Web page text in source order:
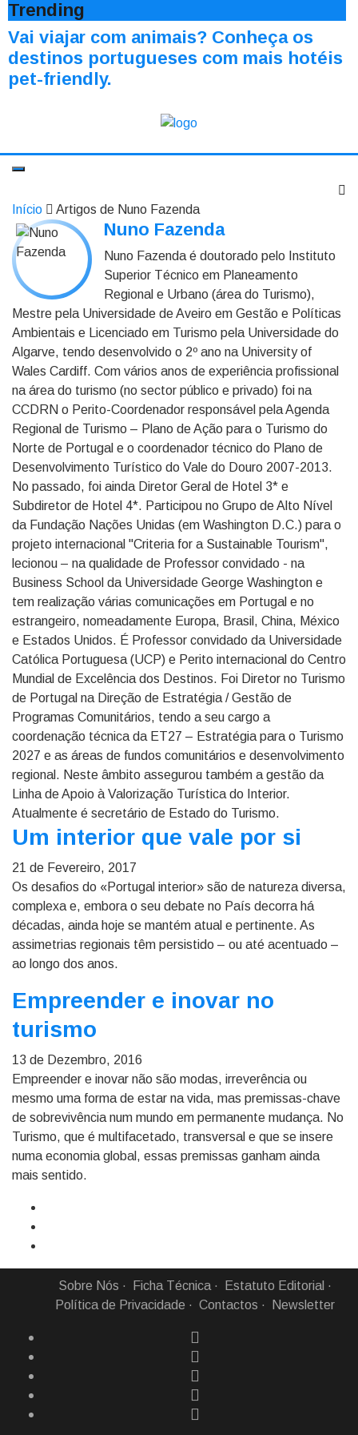
Trending
Vai viajar com animais? Conheça os
destinos portugueses com mais hotéis
pet-friendly.
Início Artigos de Nuno Fazenda
Nuno Fazenda
Nuno Fazenda é doutorado pelo Instituto
Superior Técnico em Planeamento
Regional e Urbano (área do Turismo),
Mestre pela Universidade de Aveiro em Gestão e Políticas
Ambientais e Licenciado em Turismo pela Universidade do
Algarve, tendo desenvolvido o 2º ano na University of
Wales Cardiff. Com vários anos de experiência profissional
na área do turismo (no sector público e privado) foi na
CCDRN o Perito-Coordenador responsável pela Agenda
Regional de Turismo – Plano de Ação para o Turismo do
Norte de Portugal e o coordenador técnico do Plano de
Desenvolvimento Turístico do Vale do Douro 2007-2013.
No passado, foi ainda Diretor Geral de Hotel 3* e
Subdiretor de Hotel 4*. Participou no Grupo de Alto Nível
da Fundação Nações Unidas (em Washington D.C.) para o
projeto internacional "Criteria for a Sustainable Tourism",
lecionou – na qualidade de Professor convidado - na
Business School da Universidade George Washington e
tem realização várias comunicações em Portugal e no
estrangeiro, nomeadamente Europa, Brasil, China, México
e Estados Unidos. É Professor convidado da Universidade
Católica Portuguesa (UCP) e Perito internacional do Centro
Mundial de Excelência dos Destinos. Foi Diretor no Turismo
de Portugal na Direção de Estratégia / Gestão de
Programas Comunitários, tendo a seu cargo a
coordenação técnica da ET27 – Estratégia para o Turismo
2027 e as áreas de fundos comunitários e desenvolvimento
regional. Neste âmbito assegurou também a gestão da
Linha de Apoio à Valorização Turística do Interior.
Atualmente é secretário de Estado do Turismo.
Um interior que vale por si
21 de Fevereiro, 2017
Os desafios do «Portugal interior» são de natureza diversa,
complexa e, embora o seu debate no País decorra há
décadas, ainda hoje se mantém atual e pertinente. As
assimetrias regionais têm persistido – ou até acentuado –
ao longo dos anos.
Empreender e inovar no
turismo
13 de Dezembro, 2016
Empreender e inovar não são modas, irreverência ou
mesmo uma forma de estar na vida, mas premissas-chave
de sobrevivência num mundo em permanente mudança. No
Turismo, que é multifacetado, transversal e que se insere
numa economia global, essas premissas ganham ainda
mais sentido.
Sobre Nós Ficha Técnica
Estatuto Editorial
Política de Privacidade
Contactos Newsletter